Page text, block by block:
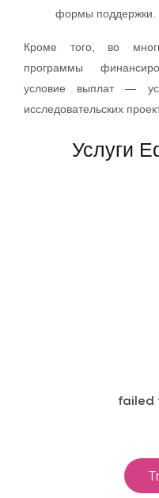
формы поддержки.
Кроме того, во
программы
условие выплат —
исследовательских
Услуги